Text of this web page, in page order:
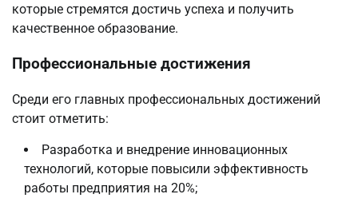
которые стремятся достичь успеха и получить
качественное образование.
Профессиональные достижения
Среди его главных профессиональных достижений
стоит отметить:
Разработка и внедрение инновационных
технологий, которые повысили эффективность
работы предприятия на 20%;